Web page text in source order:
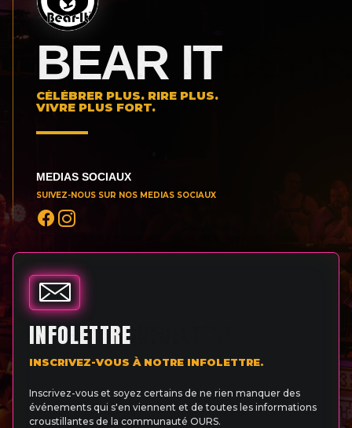
BEAR IT
CÉLÉBRER PLUS. RIRE PLUS.
VIVRE PLUS FORT.
MEDIAS SOCIAUX
SUIVEZ-NOUS SUR NOS MEDIAS SOCIAUX
INFOLETTRE
INSCRIVEZ-VOUS À NOTRE INFOLETTRE.
Inscrivez-vous et soyez certains de ne rien manquer des
événements qui s'en viennent et de toutes les informations
croustillantes de la communauté OURS.